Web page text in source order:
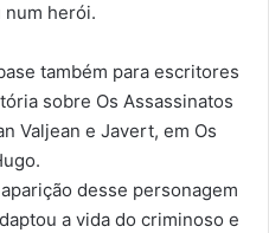
num herói.
também para escritores
sobre Os Assassinatos
Valjean e Javert, em Os
desse personagem
a vida do criminoso e